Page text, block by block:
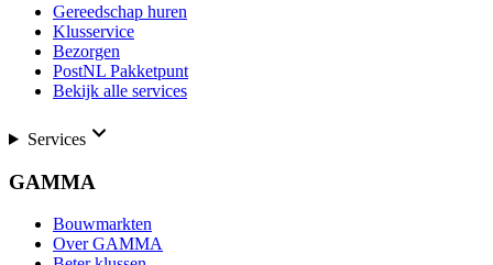
Gereedschap huren
Klusservice
Bezorgen
PostNL Pakketpunt
Bekijk alle services
Services
GAMMA
Bouwmarkten
Over GAMMA